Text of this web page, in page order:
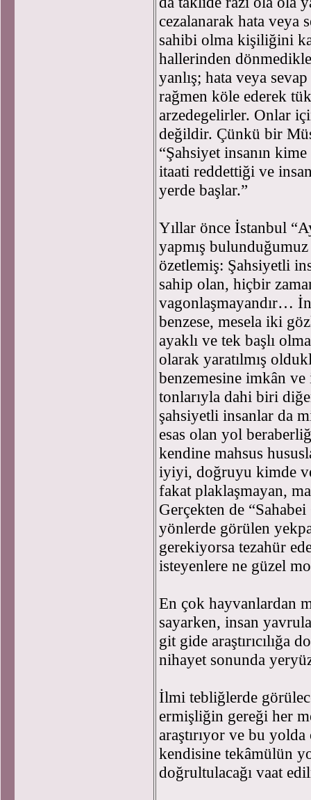
cezalanarak hata veya
sahibi olma kişiliğini
hallerinden
yanlış; hata veya
rağmen köle ederek
arzedegelirler. Onlar
değildir. Çünkü bir
“Şahsiyet insanın
itaati reddettiği ve
yerde başlar.”
Yıllar önce İstanbul
yapmış
özetlemiş: Şahsiyetli
sahip olan, hiçbir
vagonlaşmayandır…
benzese, mesela iki
ayaklı ve tek başlı
olarak yaratılmış
benzemesine imkân ve
tonlarıyla dahi biri
şahsiyetli insanlar da
esas olan yol
kendine mahsus
iyiyi, doğruyu kimde
fakat plaklaşmayan,
Gerçekten de
yönlerde görülen
gerekiyorsa tezahür
isteyenlere ne güzel
En çok hayvanlardan
sayarken, insan
git gide araştırıcılığa
nihayet sonunda
İlmi tebliğlerde
ermişliğin gereği her
araştırıyor ve bu
kendisine tekâmülün
doğrultulacağı vaat